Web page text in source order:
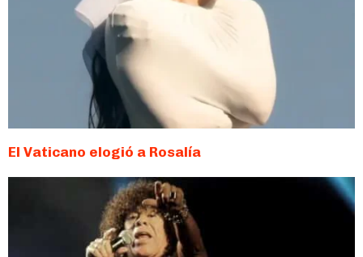
El Vaticano elogió a Rosalía